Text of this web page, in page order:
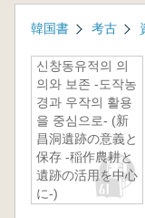
韓国書 考古
신창동유적의 의
의와 보존 -도작농
경과 우작의 활용
을 중심으로- (新
昌洞遺跡の意義と
保存 -稲作農耕と
遺跡の活用を中心
に-)